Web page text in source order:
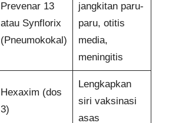
Prevenar 13
atau Synflorix
(Pneumokokal)
jangkitan paru-
paru, otitis
media,
meningitis
Hexaxim (dos
3)
Lengkapkan
siri vaksinasi
asas